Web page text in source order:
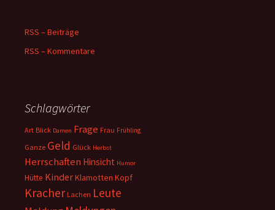
RSS – Beiträge
RSS – Kommentare
Schlagwörter
Art Blick Damen Frage Frau Frühling
Ganze Geld Glück Herbst
Herrschaften Hinsicht Humor
Hütte KinderKlamotten Kopf
Kracher Lachen Leute